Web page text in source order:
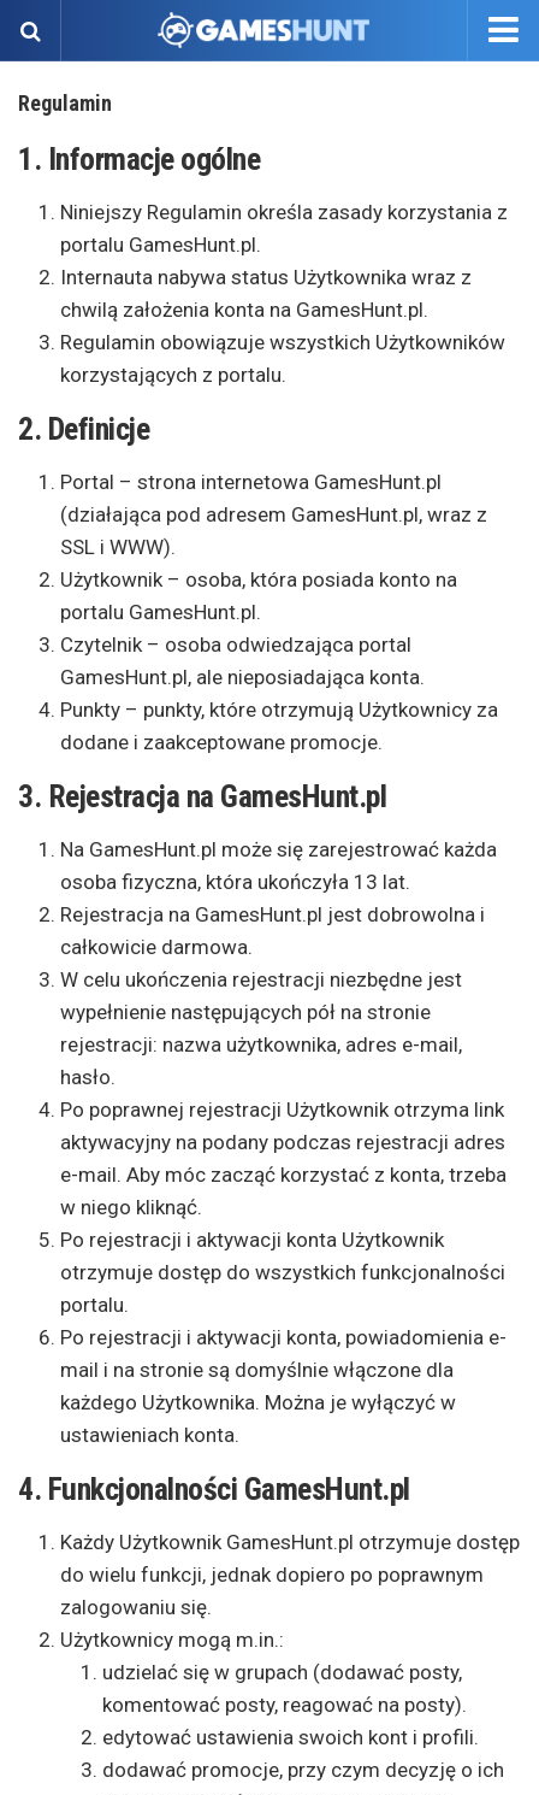
Regulamin
1. Informacje ogólne
Niniejszy Regulamin określa zasady korzystania z
portalu GamesHunt.pl.
Internauta nabywa status Użytkownika wraz z
chwilą założenia konta na GamesHunt.pl.
Regulamin obowiązuje wszystkich Użytkowników
korzystających z portalu.
2. Definicje
Portal – strona internetowa GamesHunt.pl
(działająca pod adresem GamesHunt.pl, wraz z
SSL i WWW).
Użytkownik – osoba, która posiada konto na
portalu GamesHunt.pl.
Czytelnik – osoba odwiedzająca portal
GamesHunt.pl, ale nieposiadająca konta.
Punkty – punkty, które otrzymują Użytkownicy za
dodane i zaakceptowane promocje.
3. Rejestracja na GamesHunt.pl
Na GamesHunt.pl może się zarejestrować każda
osoba fizyczna, która ukończyła 13 lat.
Rejestracja na GamesHunt.pl jest dobrowolna i
całkowicie darmowa.
W celu ukończenia rejestracji niezbędne jest
wypełnienie następujących pół na stronie
rejestracji: nazwa użytkownika, adres e-mail,
hasło.
Po poprawnej rejestracji Użytkownik otrzyma link
aktywacyjny na podany podczas rejestracji adres
e-mail. Aby móc zacząć korzystać z konta, trzeba
w niego kliknąć.
Po rejestracji i aktywacji konta Użytkownik
otrzymuje dostęp do wszystkich funkcjonalności
portalu.
Po rejestracji i aktywacji konta, powiadomienia e-
mail i na stronie są domyślnie włączone dla
każdego Użytkownika. Można je wyłączyć w
ustawieniach konta.
4. Funkcjonalności GamesHunt.pl
Każdy Użytkownik GamesHunt.pl otrzymuje dostęp
do wielu funkcji, jednak dopiero po poprawnym
zalogowaniu się.
Użytkownicy mogą m.in.:
udzielać się w grupach (dodawać posty,
komentować posty, reagować na posty).
edytować ustawienia swoich kont i profili.
dodawać promocje, przy czym decyzję o ich